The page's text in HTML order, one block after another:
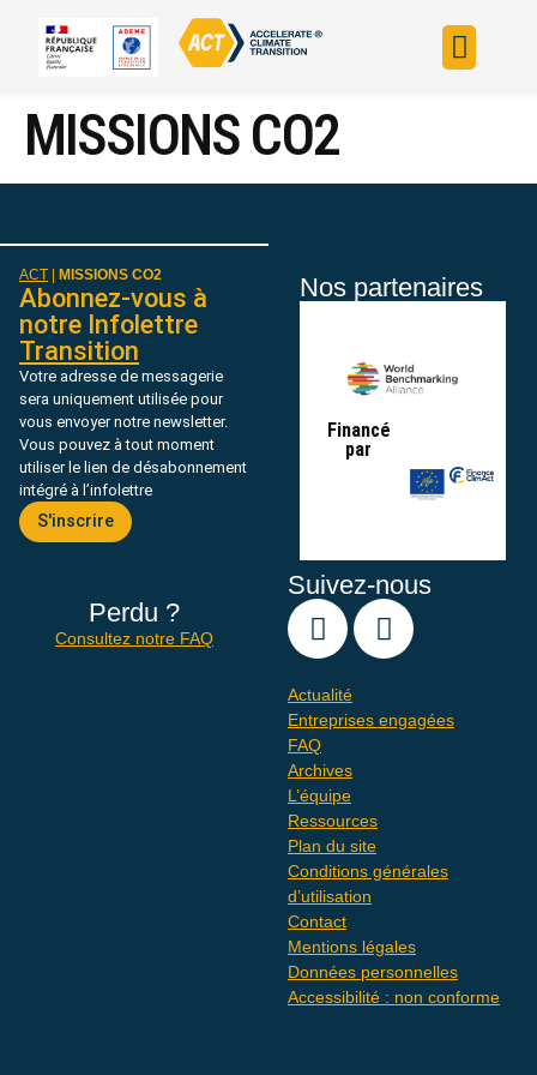
MISSIONS CO2
ACT MISSIONS CO2
Abonnez-vous à
notre Infolettre
Transition
Votre adresse de messagerie
sera uniquement utilisée pour
vous envoyer notre newsletter.
Vous pouvez à tout moment
utiliser le lien de désabonnement
intégré à l’infolettre
S'inscrire
Perdu ?
Consultez notre FAQ
Nos partenaires
Financé
par
Suivez-nous
Actualité
Entreprises engagées
FAQ
Archives
L’équipe
Ressources
Plan du site
Conditions générales
d’utilisation
Contact
Mentions légales
Données personnelles
Accessibilité : non conforme